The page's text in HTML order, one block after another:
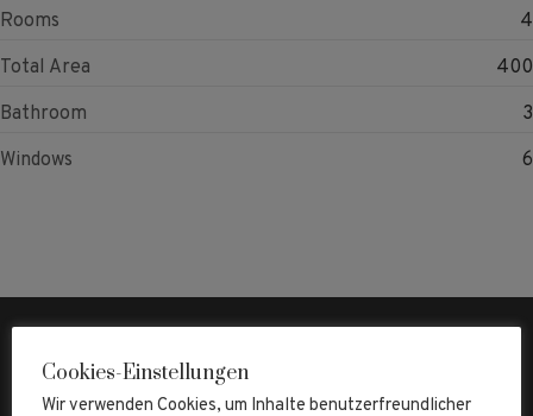
Rooms
4
Total Area
400
Bathroom
3
Windows
6
Cookies-Einstellungen
Wir verwenden Cookies, um Inhalte benutzerfreundlicher